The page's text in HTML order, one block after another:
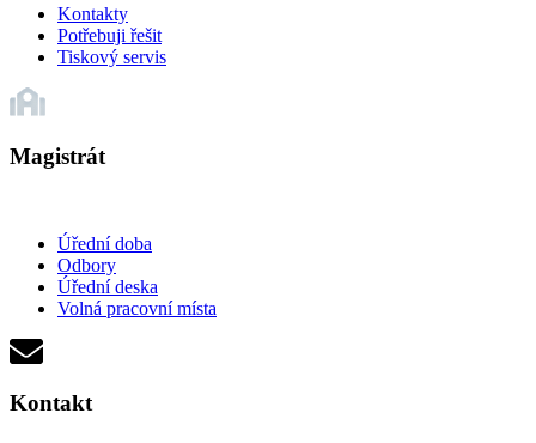
Kontakty
Potřebuji řešit
Tiskový servis
Magistrát
Úřední doba
Odbory
Úřední deska
Volná pracovní místa
Kontakt